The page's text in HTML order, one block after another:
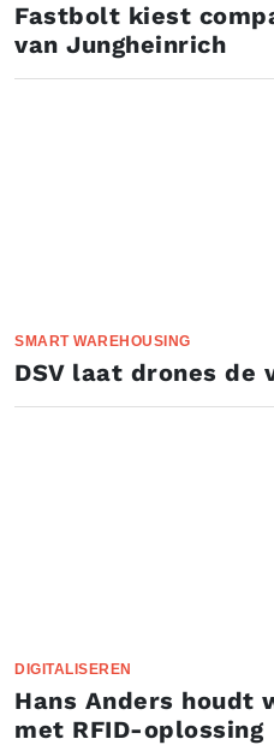
Fastbolt kiest
van Jungheinrich
SMART WAREHOUSING
DSV laat drones de
DIGITALISEREN
Hans Anders houdt
met RFID-oplossing